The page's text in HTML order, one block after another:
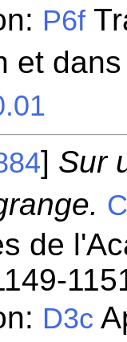
P6f
et
] Sur
de
D3c